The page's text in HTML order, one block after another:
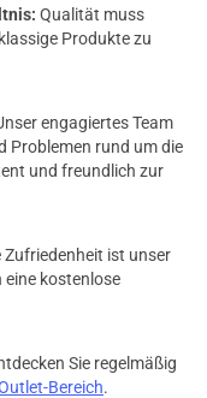
Qualität muss
Produkte zu
engagiertes Team
Problemen rund um die
und freundlich zur
Zufriedenheit ist unser
eine kostenlose
Sie regelmäßig
Bereich.